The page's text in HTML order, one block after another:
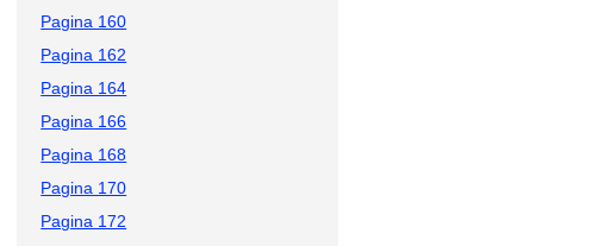
Pagina 160
Pagina 162
Pagina 164
Pagina 166
Pagina 168
Pagina 170
Pagina 172